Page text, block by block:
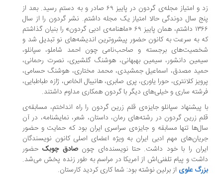
زد و امتیاز مجله‌ی گردون در پاییز ۶۹ صادر و به دستم رسید. بعد از
سال دوندگی حالا امتیاز یک مجله داشتم. نشر گردون را از سال
۱۳۶۶ داشتم، همان پاییز ۶۹ «ماهنامه‌ی ادبی گردون» را بنیان گذاشتم
به سرعت به کانون حضور پیشروترین اندیشه‌های نو تبدیل شد و
برجسته و صاحب‌نامی چون احمد شاملو، سپانلو،
دانشور، سیمین بهبهانی، هوشنگ گلشیری، نصرت رحمانی،
مصدق، اسماعیل جمشیدی، محمد مختاری، هوشنگ حسامی،
کلانتری، حورا یاوری، پری صابری، هانیبال الخاص، ژازه طباطبایی،
ساری و خیلی‌های دیگر با گردون همکاری مداوم داشتند.
پیشنهاد سپانلو جایزه‌ی قلم زرین گردون را راه انداختم، مسابقه‌ی
زرین گردون در رشته‌های رمان، داستان، شعر، نمایشنامه، در آن
تنها مسابقه و جایزه‌ی سراسری ایران بود که حمایت و حضور
مهم ادبی ایران به ویژه اعضای اصلی کانون نویسندگان
را با خود داشت. حتا نویسنده‌ای چون صادق چوبک حضور
و پیام تلفنی‌اش از آمریکا در مراسم به طور زنده پخش می‌شد.
علویاز برلین نوشته بود: شما کاری کردید کارستان.